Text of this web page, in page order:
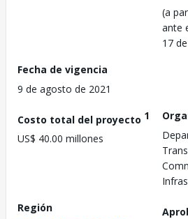
(a
ante
17
Fecha de vigencia
9 de agosto de 2021
Costo total del proyecto 1
US$ 40.00 millones
Región